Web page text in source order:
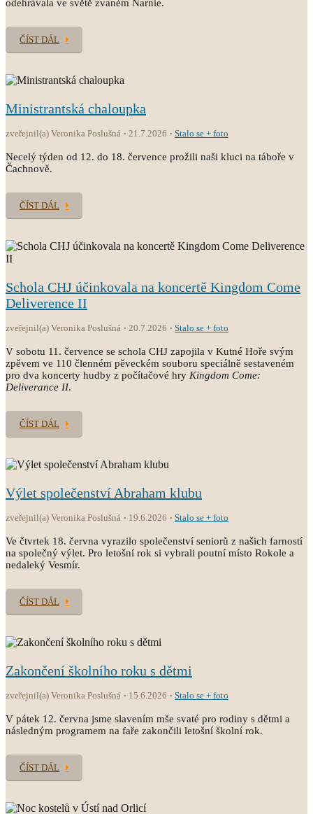
odehrávala ve světě zvaném Narnie.
ČÍST DÁL
Ministrantská chaloupka
zveřejnil(a) Veronika Poslušná 21.7.2026 Stalo se + foto
Necelý týden od 12. do 18. července prožili naši kluci na táboře v
Čachnově.
ČÍST DÁL
Schola CHJ účinkovala na koncertě Kingdom Come
Deliverence II
zveřejnil(a) Veronika Poslušná 20.7.2026 Stalo se + foto
V sobotu 11. července se schola CHJ zapojila v Kutné Hoře svým
zpěvem ve 110 členném pěveckém souboru speciálně sestaveném
pro dva koncerty hudby z počítačové hry Kingdom Come:
Deliverance II.
ČÍST DÁL
Výlet společenství Abraham klubu
zveřejnil(a) Veronika Poslušná 19.6.2026 Stalo se + foto
Ve čtvrtek 18. června vyrazilo společenství seniorů z našich farností
na společný výlet. Pro letošní rok si vybrali poutní místo Rokole a
nedaleký Vesmír.
ČÍST DÁL
Zakončení školního roku s dětmi
zveřejnil(a) Veronika Poslušná 15.6.2026 Stalo se + foto
V pátek 12. června jsme slavením mše svaté pro rodiny s dětmi a
následným programem na faře zakončili letošní školní rok.
ČÍST DÁL